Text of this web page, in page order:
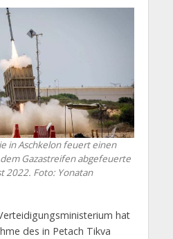
in Aschkelon feuert einen
Gazastreifen abgefeuerte
2022. Foto: Yonatan
hat
des in Petach Tikva